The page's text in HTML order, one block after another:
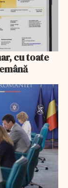
cu toate